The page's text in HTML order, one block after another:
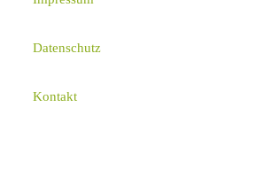
Datenschutz
Kontakt